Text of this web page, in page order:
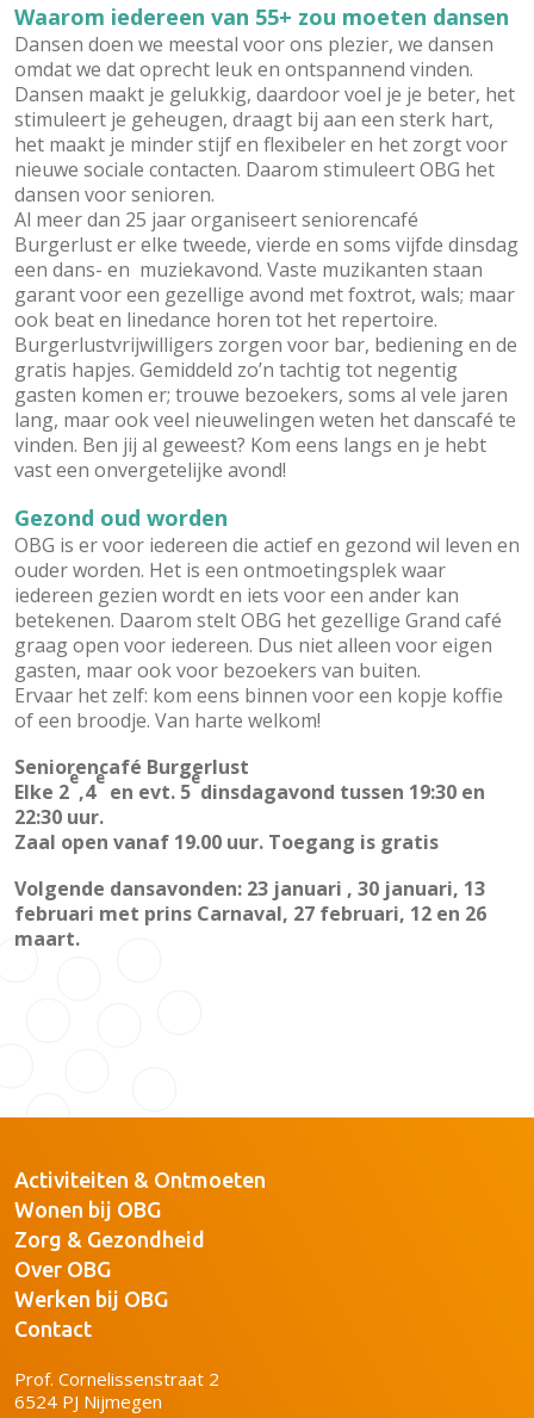
Waarom iedereen van 55+ zou moeten dansen
Dansen doen we meestal voor ons plezier, we dansen
omdat we dat oprecht leuk en ontspannend vinden.
Dansen maakt je gelukkig, daardoor voel je je beter, het
stimuleert je geheugen, draagt bij aan een sterk hart,
het maakt je minder stijf en flexibeler en het zorgt voor
nieuwe sociale contacten. Daarom stimuleert OBG het
dansen voor senioren.
Al meer dan 25 jaar organiseert seniorencafé
Burgerlust er elke tweede, vierde en soms vijfde dinsdag
een dans- en muziekavond. Vaste muzikanten staan
garant voor een gezellige avond met foxtrot, wals; maar
ook beat en linedance horen tot het repertoire.
Burgerlustvrijwilligers zorgen voor bar, bediening en de
gratis hapjes. Gemiddeld zo’n tachtig tot negentig
gasten komen er; trouwe bezoekers, soms al vele jaren
lang, maar ook veel nieuwelingen weten het danscafé te
vinden. Ben jij al geweest? Kom eens langs en je hebt
vast een onvergetelijke avond!
Gezond oud worden
OBG is er voor iedereen die actief en gezond wil leven en
ouder worden. Het is een ontmoetingsplek waar
iedereen gezien wordt en iets voor een ander kan
betekenen. Daarom stelt OBG het gezellige Grand café
graag open voor iedereen. Dus niet alleen voor eigen
gasten, maar ook voor bezoekers van buiten.
Ervaar het zelf: kom eens binnen voor een kopje koffie
of een broodje. Van harte welkom!
Seniorencafé Burgerlust
Elke 2
e
,4
e
en evt. 5
e
dinsdagavond tussen 19:30 en
22:30 uur.
Zaal open vanaf 19.00 uur. Toegang is gratis
Volgende dansavonden: 23 januari , 30 januari, 13
februari met prins Carnaval, 27 februari, 12 en 26
maart.
Activiteiten & Ontmoeten
Wonen bij OBG
Zorg & Gezondheid
Over OBG
Werken bij OBG
Contact
Prof. Cornelissenstraat 2
6524 PJ Nijmegen